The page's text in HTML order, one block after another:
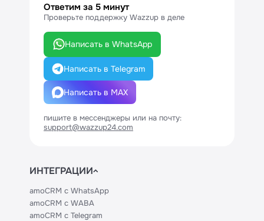
Ответим за 5 минут
Проверьте поддержку Wazzup в деле
Написать в WhatsApp
Написать в Telegram
Написать в MAX
пишите в мессенджеры или на почту:
support@wazzup24.com
ИНТЕГРАЦИИ
amoCRM с WhatsApp
amoCRM с WABA
amoCRM с Telegram